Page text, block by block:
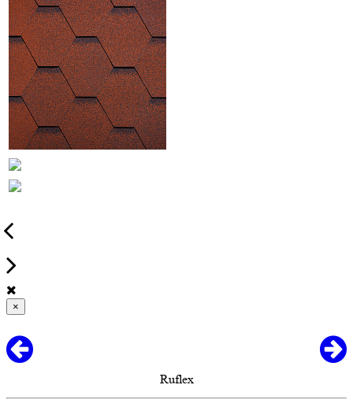
×
Ruflex